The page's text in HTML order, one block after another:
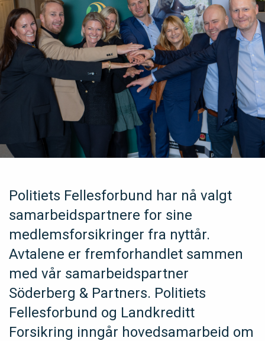
Politiets Fellesforbund har nå valgt
samarbeidspartnere for sine
medlemsforsikringer fra nyttår.
Avtalene er fremforhandlet sammen
med vår samarbeidspartner
Söderberg & Partners. Politiets
Fellesforbund og Landkreditt
Forsikring inngår hovedsamarbeid om